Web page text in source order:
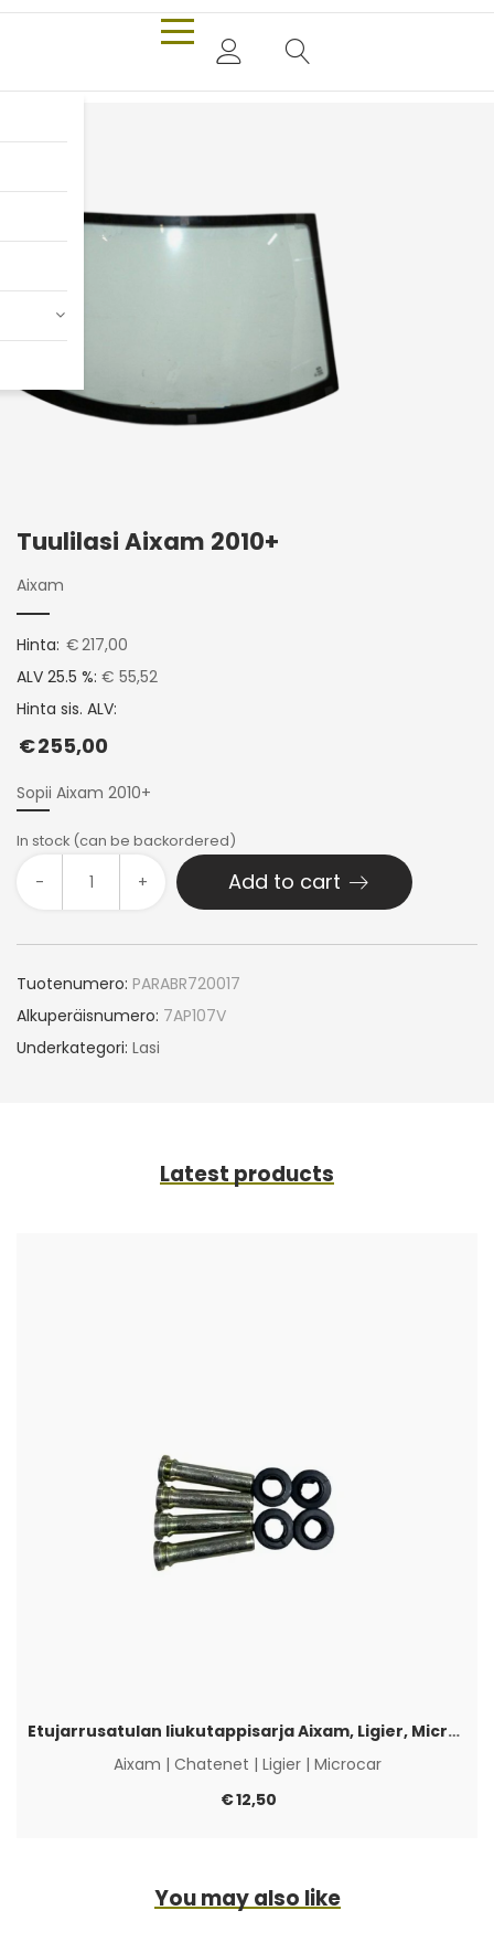
Tuulilasi Aixam 2010+
Aixam
Hinta: €217,00
ALV 25.5 %: € 55,52
Hinta sis. ALV:
€255,00
Sopii Aixam 2010+
In stock (can be backordered)
- + Add to cart
Tuotenumero: PARABR720017
Alkuperäisnumero: 7AP107V
Underkategori: Lasi
Latest products
Etujarrusatulan liukutappisarja Aixam, Ligier, Microcar & Chatenet
Aixam | Chatenet | Ligier| Microcar
€12,50
You may also like